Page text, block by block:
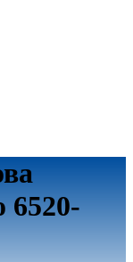
6520-